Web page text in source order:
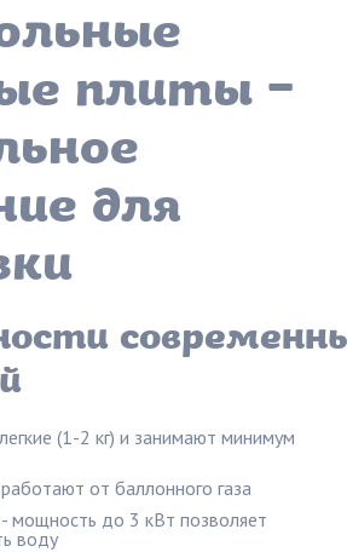
плиты –
для
(1-2 кг) и занимают минимум
от баллонного газа
- мощность до 3 кВт позволяет
воду